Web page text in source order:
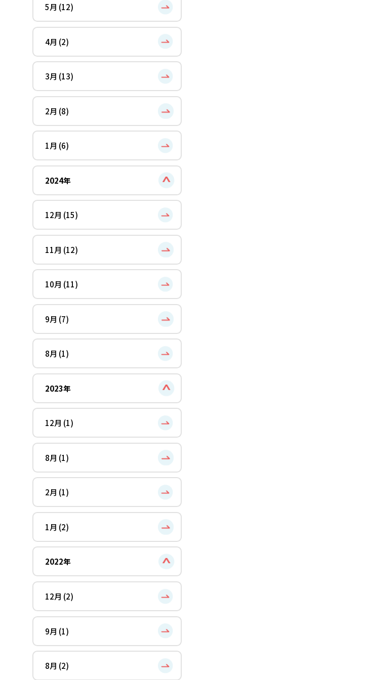
5月 (12)
4月 (2)
3月 (13)
2月 (8)
1月 (6)
2024年
12月 (15)
11月 (12)
10月 (11)
9月 (7)
8月 (1)
2023年
12月 (1)
8月 (1)
2月 (1)
1月 (2)
2022年
12月 (2)
9月 (1)
8月 (2)